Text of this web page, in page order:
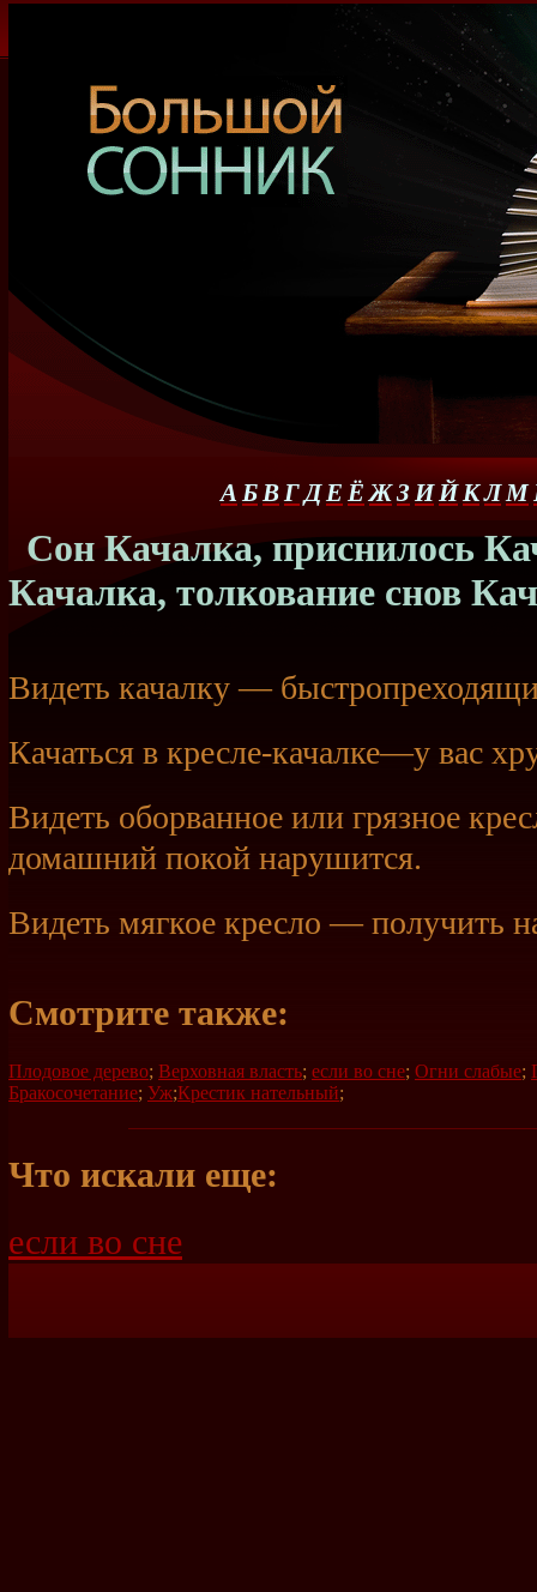
А БВГДЕ Ё ЖЗ ИЙКЛМ
Сон Качалка, приснилось
Качалка, толкование снов
Видеть качалку —
Качаться в кресле-качалке—у вас
Видеть оборванное или грязное
домашний покой нарушится.
Видеть мягкое кресло — получить
Смотрите также:
Плодовое дерево; Верховная власть; если во сне; Огни слабые;
Бракосочетание; Уж;Крестик нательный;
Что искали еще:
если во сне